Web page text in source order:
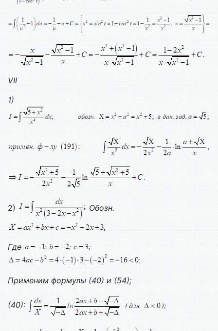
VII
1)
2) Обозн.
Где
Применим формулы (40) и (54);
(40):